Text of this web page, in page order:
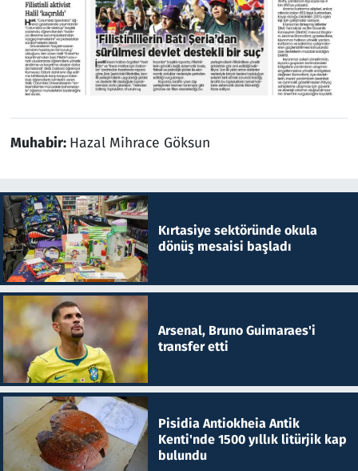
Muhabir: Hazal Mihrace Göksun
Kırtasiye sektöründe okula
dönüş mesaisi başladı
Arsenal, Bruno Guimaraes'i
transfer etti
Pisidia Antiokheia Antik
Kenti'nde 1500 yıllık litürjik kap
bulundu